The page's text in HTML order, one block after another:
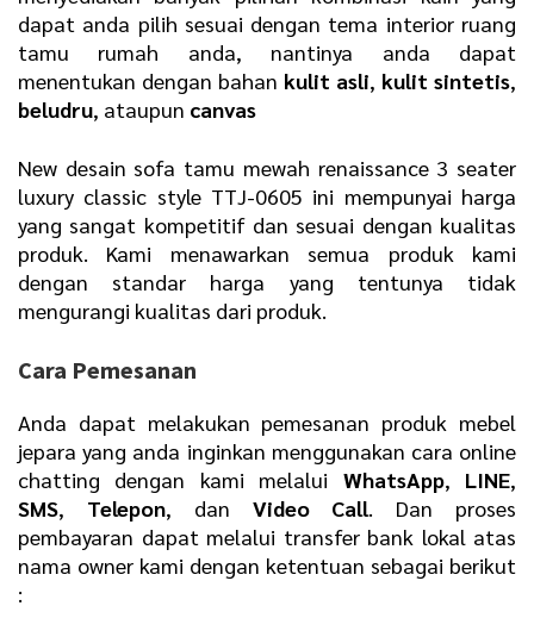
dapat anda pilih sesuai dengan tema interior ruang
tamu rumah anda, nantinya anda dapat
menentukan dengan bahan kulit asli, kulit sintetis,
beludru, ataupun canvas
New desain sofa tamu mewah renaissance 3 seater
luxury classic style TTJ-0605 ini mempunyai harga
yang sangat kompetitif dan sesuai dengan kualitas
produk. Kami menawarkan semua produk kami
dengan standar harga yang tentunya tidak
mengurangi kualitas dari produk.
Cara Pemesanan
Anda dapat melakukan pemesanan produk mebel
jepara yang anda inginkan menggunakan cara online
chatting dengan kami melalui WhatsApp, LINE,
SMS, Telepon, dan Video Call. Dan proses
pembayaran dapat melalui transfer bank lokal atas
nama owner kami dengan ketentuan sebagai berikut
: